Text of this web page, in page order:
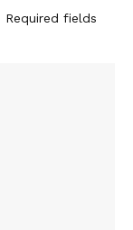
Required fields